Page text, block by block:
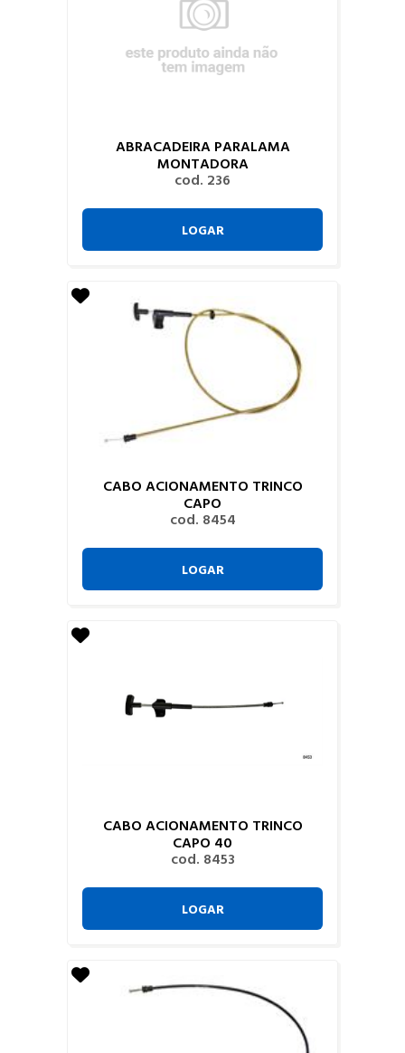
ABRACADEIRA PARALAMA
MONTADORA
cod. 236
LOGAR
CABO ACIONAMENTO TRINCO
CAPO
cod. 8454
LOGAR
CABO ACIONAMENTO TRINCO
CAPO 40
cod. 8453
LOGAR